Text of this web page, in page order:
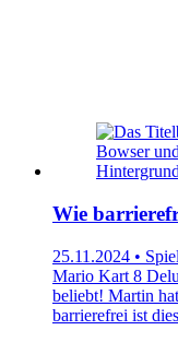
Wie
25.11.2024 •
Mario Kart 8
beliebt! Martin
barrierefrei ist